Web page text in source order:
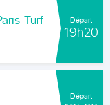
Turf Départ
19h20
Départ